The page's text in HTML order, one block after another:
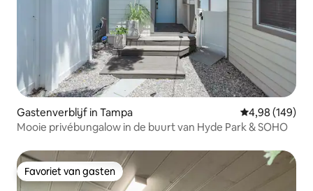
Gastenverblijf in Tampa Gemiddelde
4,98 (149)
Mooie privébungalow in de buurt van Hyde Park & SOHO
Favoriet van gasten
Favoriet van gasten